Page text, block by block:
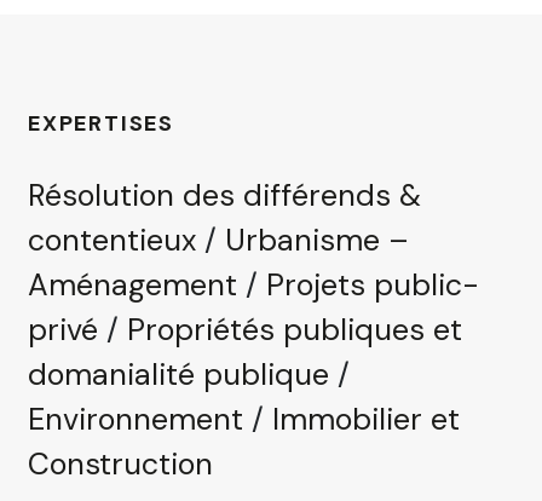
EXPERTISES
Résolution des différends &
contentieux / Urbanisme –
Aménagement / Projets public-
privé / Propriétés publiques et
domanialité publique /
Environnement / Immobilier et
Construction